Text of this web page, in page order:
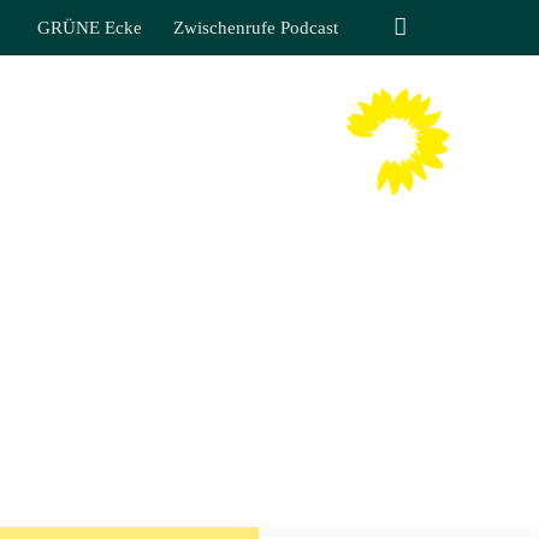
GRÜNE Ecke Zwischenrufe Podcast